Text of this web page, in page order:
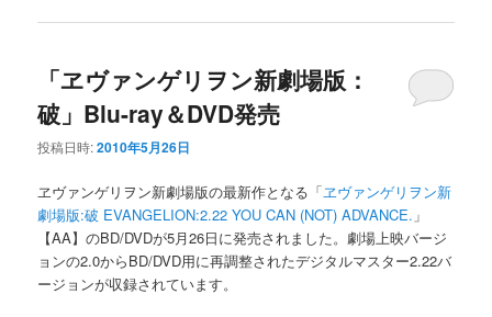
「ヱヴァンゲリヲン新劇場版：
破」Blu-ray＆DVD発売
投稿日時:2010年5月26日
ヱヴァンゲリヲン新劇場版の最新作となる「ヱヴァンゲリヲン新
劇場版:破 EVANGELION:2.22 YOU CAN (NOT) ADVANCE. 」
【AA】のBD/DVDが5月26日に発売されました。劇場上映バージ
ョンの2.0からBD/DVD用に再調整されたデジタルマスター2.22バ
ージョンが収録されています。